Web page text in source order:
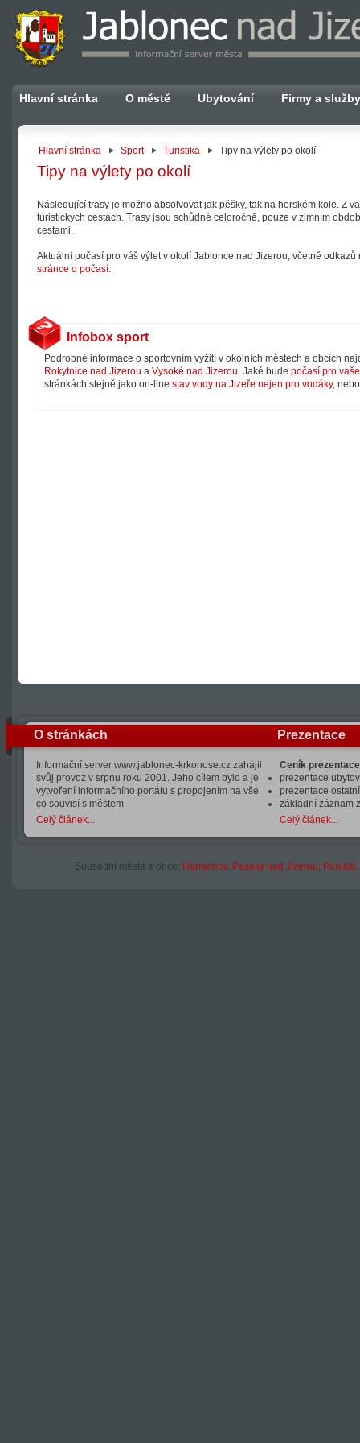
Hlavní stránka O městě Ubytování Firmy a služby
Hlavní stránka Sport Turistika Tipy na výlety po okolí
Tipy na výlety po okolí
Následující trasy je možno absolvovat jak pěšky, tak na horském kole. Z
turistických cestách. Trasy jsou schůdné celoročně, pouze v zimním
cestami.
Aktuální počasí pro váš výlet v okolí Jablonce nad Jizerou, včetně
stránce o počasí.
Infobox sport
Podrobné informace o sportovním vyžití v okolních městech a obcích
Rokytnice nad Jizerou a Vysoké nad Jizerou. Jaké bude počasí pro
stránkách stejně jako on-line stav vody na Jizeře nejen pro vodáky,
O stránkách
Informační server www.jablonec-krkonose.cz zahájil
svůj provoz v srpnu roku 2001. Jeho cílem bylo a je
vytvoření informačního portálu s propojením na vše
co souvisí s městem
Celý článek...
Prezentace
Ceník
prezentace
prezentace
základní záznam
Celý článek...
Sousední města a obce: Harrachov, Paseky nad Jizerou, Poniklá,